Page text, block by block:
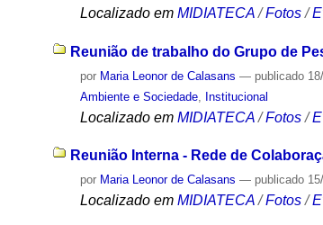
Localizado em MIDIATECA /Fotos /
Reunião de trabalho do Grupo de
por Maria Leonor de Calasans — publicado
Ambiente e Sociedade Institucional
Localizado em MIDIATECA /Fotos /
Reunião Interna - Rede de
por Maria Leonor de Calasans — publicado
Localizado em MIDIATECA /Fotos /